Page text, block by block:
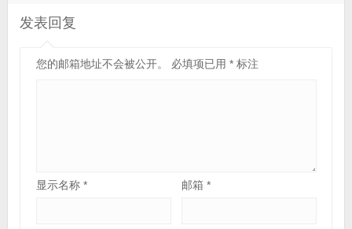
发表回复
您的邮箱地址不会被公开。 必填项已用 *标注
显示名称 * 邮箱*